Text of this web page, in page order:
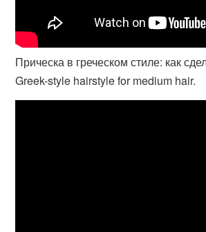
Прическа в греческом стиле: как
Greek-style hairstyle for medium hair.